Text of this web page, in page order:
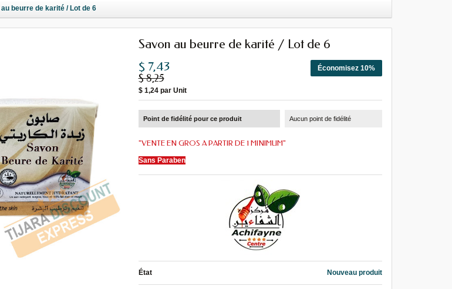
beurre de karité / Lot de 6
Savon au beurre de karité / Lot de 6
Économisez 10%
$ 7,43
$ 8,25
$ 1,24par Unit
Point de fidélité pour ce produit Aucun point de fidélité
"VENTE EN GROS A PARTIR DE 1 MINIMUM"
Sans Paraben
État Nouveau produit